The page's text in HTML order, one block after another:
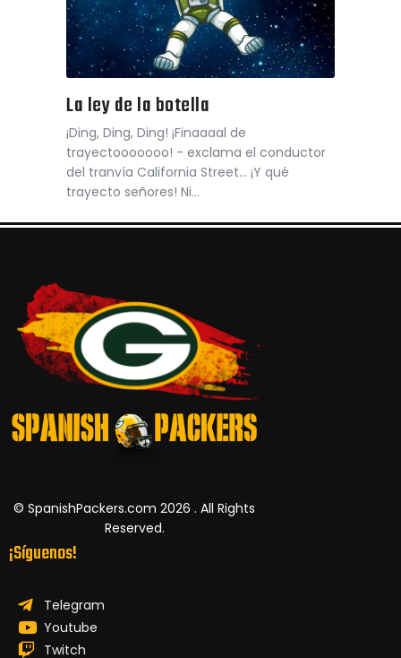
La ley de la botella
¡Ding, Ding, Ding! ¡Finaaaal de
trayectooooooo! - exclama el conductor
del tranvía California Street... ¡Y qué
trayecto señores! Ni…
© SpanishPackers.com 2026 . All Rights
Reserved.
¡Síguenos!
Telegram
Youtube
Twitch